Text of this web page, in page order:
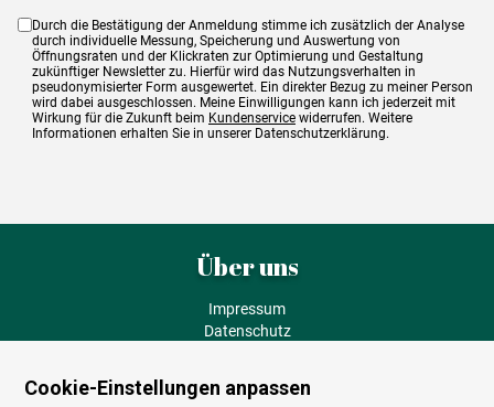
Durch die Bestätigung der Anmeldung stimme ich zusätzlich der Analyse
durch individuelle Messung, Speicherung und Auswertung von
Öffnungsraten und der Klickraten zur Optimierung und Gestaltung
zukünftiger Newsletter zu. Hierfür wird das Nutzungsverhalten in
pseudonymisierter Form ausgewertet. Ein direkter Bezug zu meiner Person
wird dabei ausgeschlossen. Meine Einwilligungen kann ich jederzeit mit
Wirkung für die Zukunft beim Kundenservice widerrufen. Weitere
Informationen erhalten Sie in unserer Datenschutzerklärung.
Über uns
Impressum
Datenschutz
Versand und Lieferung
Cookie-Einstellungen anpassen